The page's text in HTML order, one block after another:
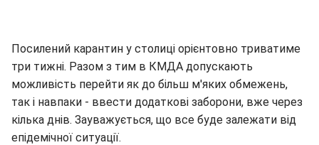
Посилений карантин у столиці орієнтовно триватиме
три тижні. Разом з тим в КМДА допускають
можливість перейти як до більш м'яких обмежень,
так і навпаки - ввести додаткові заборони, вже через
кілька днів. Зауважується, що все буде залежати від
епідемічної ситуації.